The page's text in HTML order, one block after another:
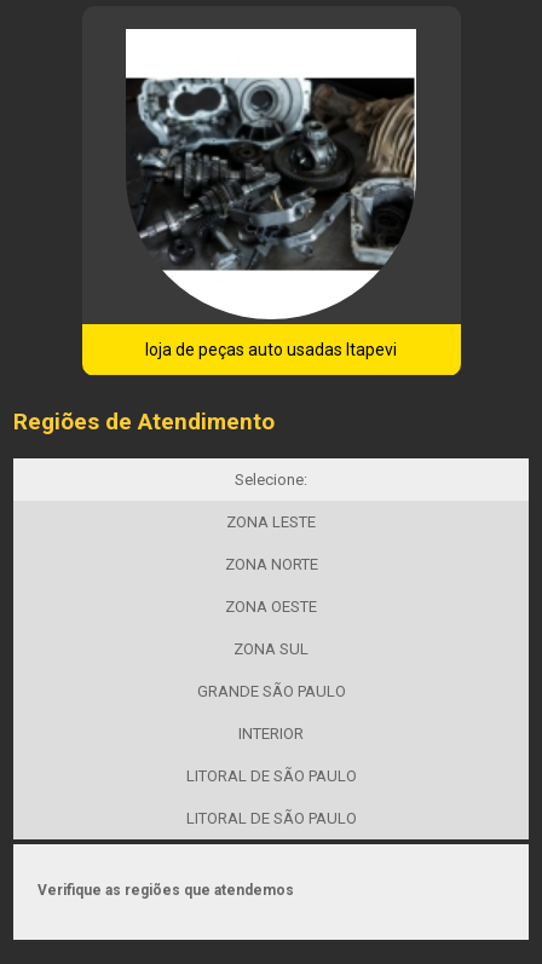
loja de peças auto usadas Itapevi
Regiões de Atendimento
Selecione:
ZONA LESTE
ZONA NORTE
ZONA OESTE
ZONA SUL
GRANDE SÃO PAULO
INTERIOR
LITORAL DE SÃO PAULO
LITORAL DE SÃO PAULO
Verifique as regiões que atendemos